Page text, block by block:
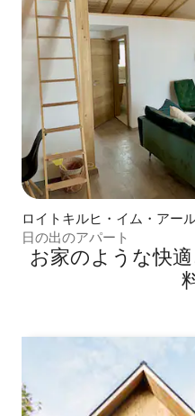
ロイトキルヒ・イム・アー
日の出のアパート
お家のような快⁠